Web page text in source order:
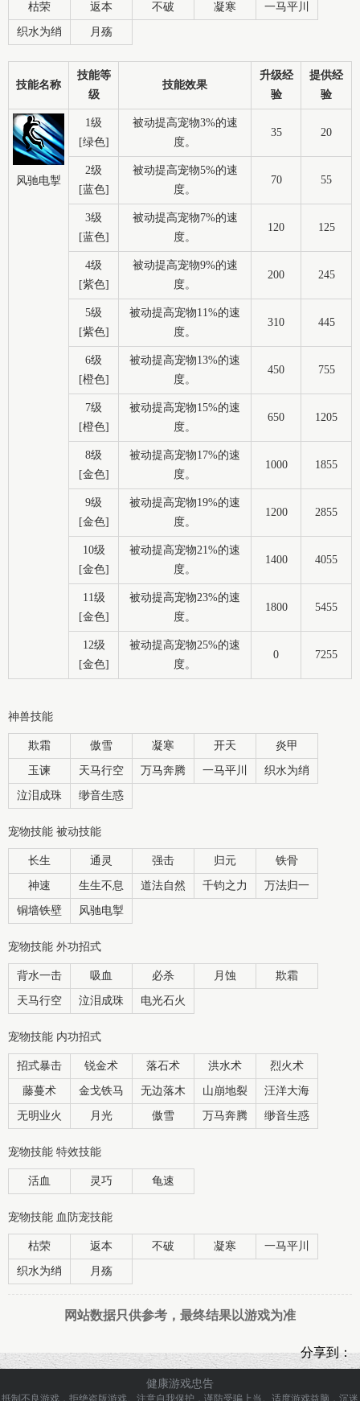
枯荣 返本 不破 凝寒 一马平川
织水为绡 月殇
技能名称
技能等
级
技能效果
升级经
验
提供经
验
风驰电掣
1级
[绿色]
被动提高宠物3%的速
度。
35 20
2级
[蓝色]
被动提高宠物5%的速
度。
70 55
3级
[蓝色]
被动提高宠物7%的速
度。
120 125
4级
[紫色]
被动提高宠物9%的速
度。
200 245
5级
[紫色]
被动提高宠物11%的速
度。
310 445
6级
[橙色]
被动提高宠物13%的速
度。
450 755
7级
[橙色]
被动提高宠物15%的速
度。
650 1205
8级
[金色]
被动提高宠物17%的速
度。
1000 1855
9级
[金色]
被动提高宠物19%的速
度。
1200 2855
10级
[金色]
被动提高宠物21%的速
度。
1400 4055
11级
[金色]
被动提高宠物23%的速
度。
1800 5455
12级
[金色]
被动提高宠物25%的速
度。
0 7255
神兽技能
欺霜 傲雪 凝寒 开天 炎甲
玉谏 天马行空 万马奔腾 一马平川 织水为绡
泣泪成珠 缈音生惑
宠物技能 被动技能
长生 通灵 强击 归元 铁骨
神速 生生不息 道法自然 千钧之力 万法归一
铜墙铁壁 风驰电掣
宠物技能 外功招式
背水一击 吸血 必杀 月蚀 欺霜
天马行空 泣泪成珠 电光石火
宠物技能 内功招式
招式暴击 锐金术 落石术 洪水术 烈火术
藤蔓术 金戈铁马 无边落木 山崩地裂 汪洋大海
无明业火 月光 傲雪 万马奔腾 缈音生惑
宠物技能 特效技能
活血 灵巧 龟速
宠物技能 血防宠技能
枯荣 返本 不破 凝寒 一马平川
织水为绡 月殇
网站数据只供参考，最终结果以游戏为准
分享到：
健康游戏忠告
抵制不良游戏，拒绝盗版游戏。注意自我保护，谨防受骗上当。 适度游戏益脑，沉迷